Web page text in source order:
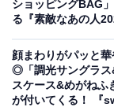
ショッピングBAG
る『素敵なあの人
顔まわりがパッと華
◎「調光サングラス
スケース&めがねふ
が付いてくる！ 『